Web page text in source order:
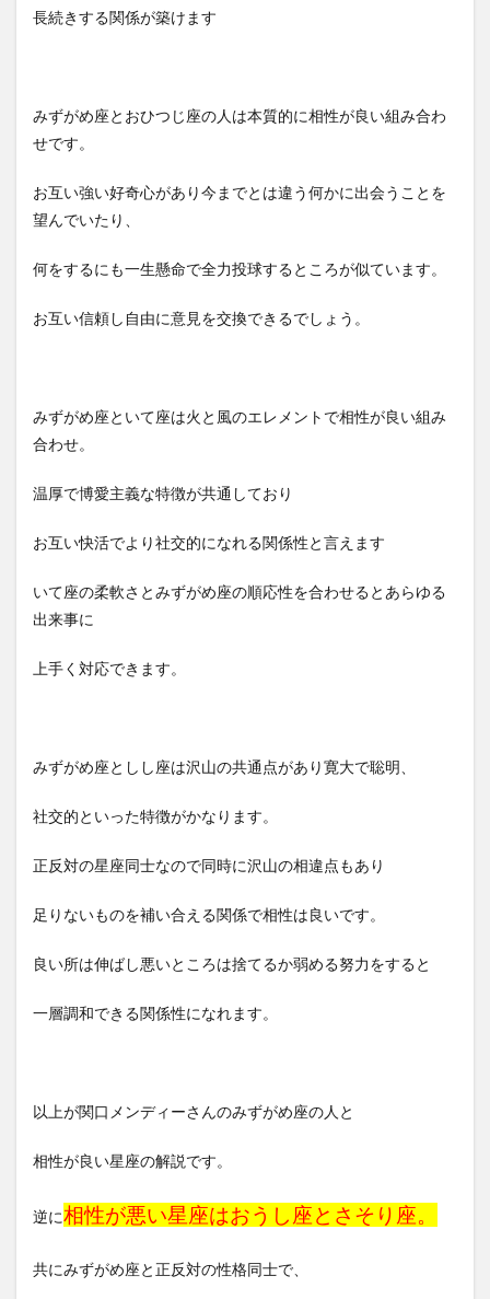
長続きする関係が築けます
みずがめ座とおひつじ座の人は本質的に相性が良い組み合わ
せです。
お互い強い好奇心があり今までとは違う何かに出会うことを
望んでいたり、
何をするにも一生懸命で全力投球するところが似ています。
お互い信頼し自由に意見を交換できるでしょう。
みずがめ座といて座は火と風のエレメントで相性が良い組み
合わせ。
温厚で博愛主義な特徴が共通しており
お互い快活でより社交的になれる関係性と言えます
いて座の柔軟さとみずがめ座の順応性を合わせるとあらゆる
出来事に
上手く対応できます。
みずがめ座としし座は沢山の共通点があり寛大で聡明、
社交的といった特徴がかなります。
正反対の星座同士なので同時に沢山の相違点もあり
足りないものを補い合える関係で相性は良いです。
良い所は伸ばし悪いところは捨てるか弱める努力をすると
一層調和できる関係性になれます。
以上が関口メンディーさんのみずがめ座の人と
相性が良い星座の解説です。
逆に相性が悪い星座はおうし座とさそり座。
共にみずがめ座と正反対の性格同士で、